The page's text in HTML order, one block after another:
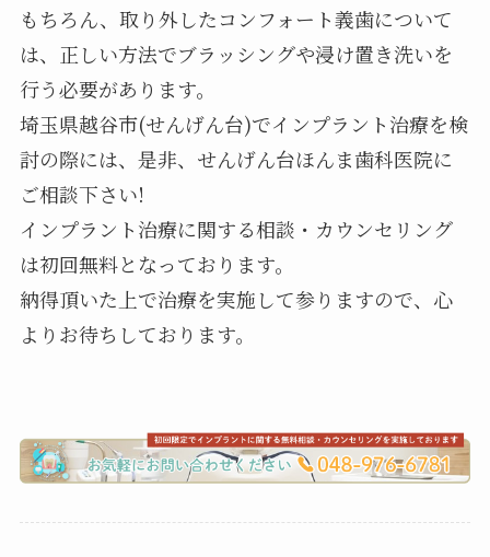
もちろん、取り外したコンフォート義歯について
は、正しい方法でブラッシングや浸け置き洗いを
行う必要があります。
埼玉県越谷市(せんげん台)でインプラント治療を検
討の際には、是非、せんげん台ほんま歯科医院に
ご相談下さい!
インプラント治療に関する相談・カウンセリング
は初回無料となっております。
納得頂いた上で治療を実施して参りますので、心
よりお待ちしております。